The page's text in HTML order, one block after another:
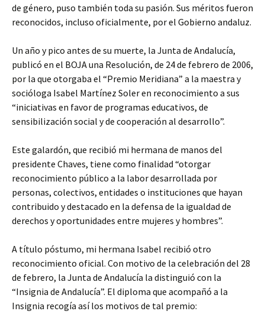
de género, puso también toda su pasión. Sus méritos fueron
reconocidos, incluso oficialmente, por el Gobierno andaluz.
Un año y pico antes de su muerte, la Junta de Andalucía,
publicó en el BOJA una Resolución, de 24 de febrero de 2006,
por la que otorgaba el “Premio Meridiana” a la maestra y
socióloga Isabel Martínez Soler en reconocimiento a sus
“iniciativas en favor de programas educativos, de
sensibilización social y de cooperación al desarrollo”.
Este galardón, que recibió mi hermana de manos del
presidente Chaves, tiene como finalidad “otorgar
reconocimiento público a la labor desarrollada por
personas, colectivos, entidades o instituciones que hayan
contribuido y destacado en la defensa de la igualdad de
derechos y oportunidades entre mujeres y hombres”.
A título póstumo, mi hermana Isabel recibió otro
reconocimiento oficial. Con motivo de la celebración del 28
de febrero, la Junta de Andalucía la distinguió con la
“Insignia de Andalucía”. El diploma que acompañó a la
Insignia recogía así los motivos de tal premio: